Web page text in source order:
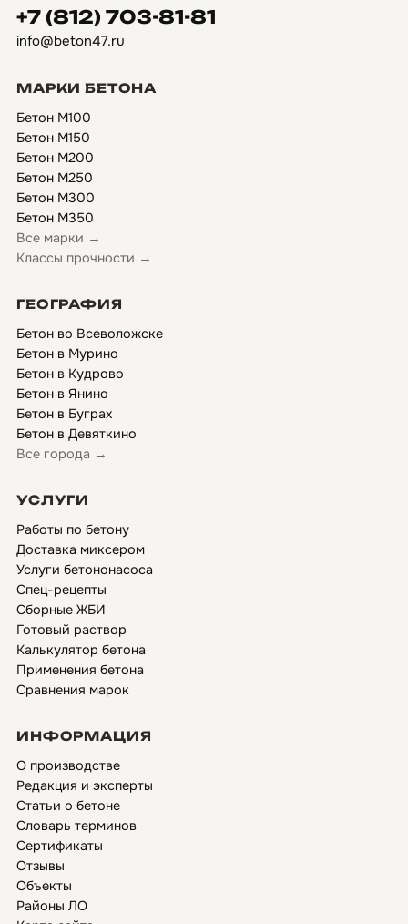
+7 (812) 703-81-81
info@beton47.ru
МАРКИ БЕТОНА
Бетон М100
Бетон М150
Бетон М200
Бетон М250
Бетон М300
Бетон М350
Все марки →
Классы прочности →
ГЕОГРАФИЯ
Бетон во Всеволожске
Бетон в Мурино
Бетон в Кудрово
Бетон в Янино
Бетон в Буграх
Бетон в Девяткино
Все города →
УСЛУГИ
Работы по бетону
Доставка миксером
Услуги бетононасоса
Спец-рецепты
Сборные ЖБИ
Готовый раствор
Калькулятор бетона
Применения бетона
Сравнения марок
ИНФОРМАЦИЯ
О производстве
Редакция и эксперты
Статьи о бетоне
Словарь терминов
Сертификаты
Отзывы
Объекты
Районы ЛО